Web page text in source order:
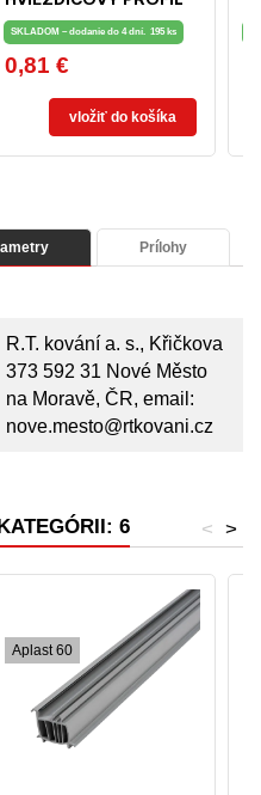
(TYP TORX)
SKLADOM – dodanie do 4 dní. 195 ks
Cena
0,81 €
vložiť do košíka
Prílohy
R.T. kování a. s., Křičkova
373 592 31 Nové Město
na Moravě, ČR, email:
nove.mesto@rtkovani.cz
6 >
<
Aplast 60